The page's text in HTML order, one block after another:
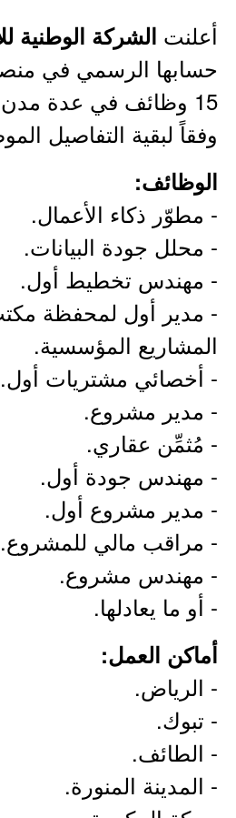
أعلنت الشركة الوطنية
حسابها الرسمي في
15 وظائف في عدة
وفقاً لبقية التفاصيل
الوظائف:
- مطوّر ذكاء الأعمال.
- محلل جودة البيانات.
- مهندس تخطيط أول.
- مدير أول لمحفظة
المشاريع المؤسسية.
- أخصائي مشتريات أول.
- مدير مشروع.
- مُثمِّن عقاري.
- مهندس جودة أول.
- مدير مشروع أول.
- مراقب مالي للمشروع.
- مهندس مشروع.
- أو ما يعادلها.
أماكن العمل:
- الرياض.
- تبوك.
- الطائف.
- المدينة المنورة.